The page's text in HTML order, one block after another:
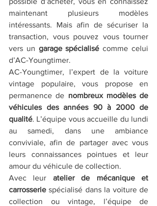
maintenant plusieurs modèles
intéressants. Mais afin de sécuriser la
transaction, vous pouvez vous tourner
vers un garage spécialisé comme celui
d’AC-Youngtimer.
AC-Youngtimer, l’expert de la voiture
vintage populaire, vous propose en
permanence de nombreux modèles de
véhicules des années 90 à 2000 de
qualité. L’équipe vous accueille du lundi
au samedi, dans une ambiance
conviviale, afin de partager avec vous
leurs connaissances pointues et leur
amour du véhicule de collection.
Avec leur atelier de mécanique et
carrosserie spécialisé dans la voiture de
collection ou vintage, l’équipe de